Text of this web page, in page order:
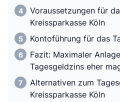
Voraussetzungen für
Kreissparkasse Köln
Kontoführung für das
Fazit: Maximaler
Tagesgeldzins eher
Alternativen zum
Kreissparkasse Köln